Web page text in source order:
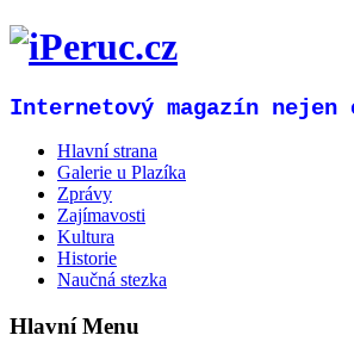
Internetový magazín nejen
Hlavní strana
Galerie u Plazíka
Zprávy
Zajímavosti
Kultura
Historie
Naučná stezka
Hlavní Menu